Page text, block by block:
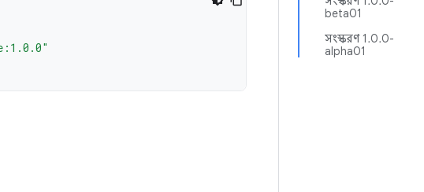
beta01
সংস্করণ 1.0.0-
alpha01